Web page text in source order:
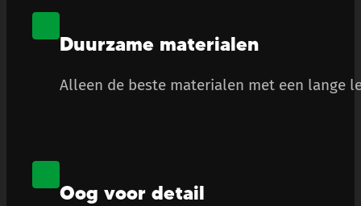
Duurzame materialen
Alleen de beste materialen met een lange
Oog voor detail